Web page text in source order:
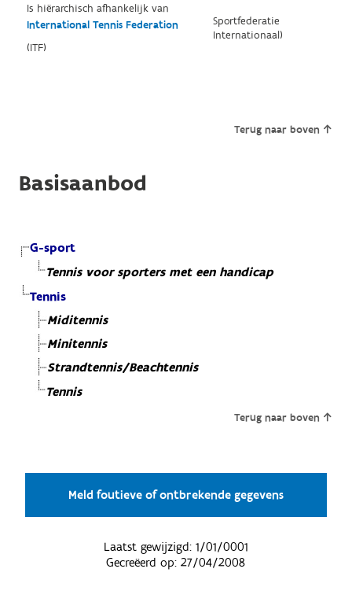
Is hiërarchisch afhankelijk van
International Tennis Federation
(ITF)
Sportfederatie
Internationaal)
Terug naar boven
Basisaanbod
G-sport
Tennis voor sporters met een handicap
Tennis
Miditennis
Minitennis
Strandtennis/Beachtennis
Tennis
Terug naar boven
Meld foutieve of ontbrekende gegevens
Laatst gewijzigd: 1/01/0001
Gecreëerd op:27/04/2008